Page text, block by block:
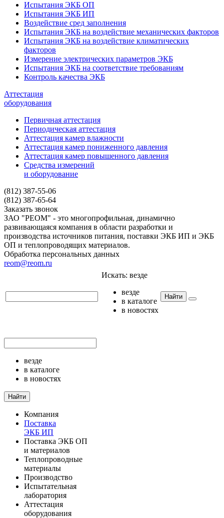
Испытания ЭКБ ОП
Испытания ЭКБ ИП
Воздействие сред заполнения
Испытания ЭКБ на воздействие механических факторов
Испытания ЭКБ на воздействие климатических
факторов
Измерение электрических параметров ЭКБ
Испытания ЭКБ на соответствие требованиям
Контроль качества ЭКБ
Аттестация
оборудования
Первичная аттестация
Периодическая аттестация
Аттестация камер влажности
Аттестация камер пониженного давления
Аттестация камер повышенного давления
Средства измерений
и оборудование
(812) 387-55-06
(812) 387-65-64
Заказать звонок
ЗАО "РЕОМ" - это многопрофильная, динамично
развивающаяся компания в области разработки и
производства источников питания, поставки ЭКБ ИП и ЭКБ
ОП и теплопроводящих материалов.
Обработка персональных данных
reom@reom.ru
Искать: везде
везде
в каталоге
в новостях
Найти
везде
в каталоге
в новостях
Найти
Компания
Поставка
ЭКБ ИП
Поставка ЭКБ ОП
и материалов
Теплопроводные
материалы
Производство
Испытательная
лаборатория
Аттестация
оборудования